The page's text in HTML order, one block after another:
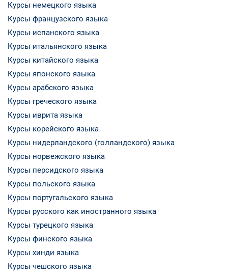
Курсы немецкого языка
Курсы французского языка
Курсы испанского языка
Курсы итальянского языка
Курсы китайского языка
Курсы японского языка
Курсы арабского языка
Курсы греческого языка
Курсы иврита языка
Курсы корейского языка
Курсы нидерландского (голландского) языка
Курсы норвежского языка
Курсы персидского языка
Курсы польского языка
Курсы португальского языка
Курсы русского как иностранного языка
Курсы турецкого языка
Курсы финского языка
Курсы хинди языка
Курсы чешского языка